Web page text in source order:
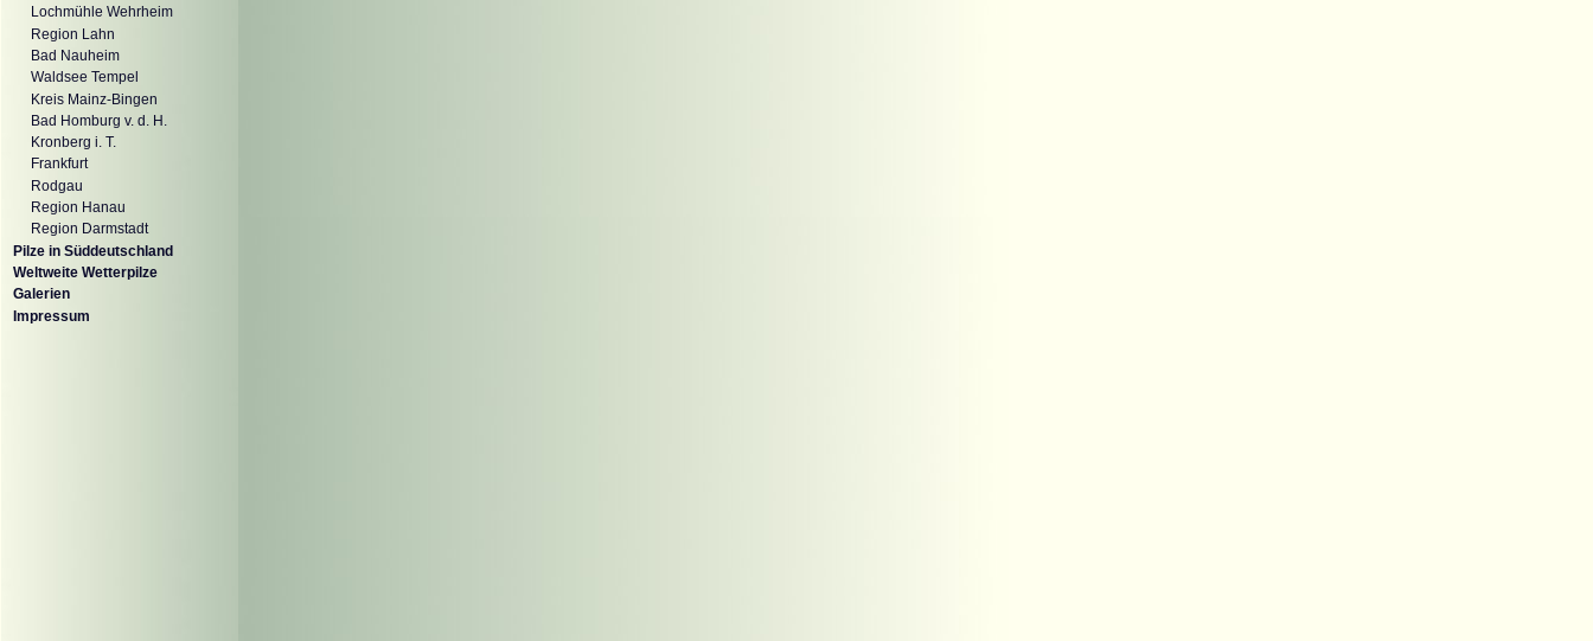
Lochmühle Wehrheim
Region Lahn
Bad Nauheim
Waldsee Tempel
Kreis Mainz-Bingen
Bad Homburg v. d. H.
Kronberg i. T.
Frankfurt
Rodgau
Region Hanau
Region Darmstadt
Pilze in Süddeutschland
Weltweite Wetterpilze
Galerien
Impressum